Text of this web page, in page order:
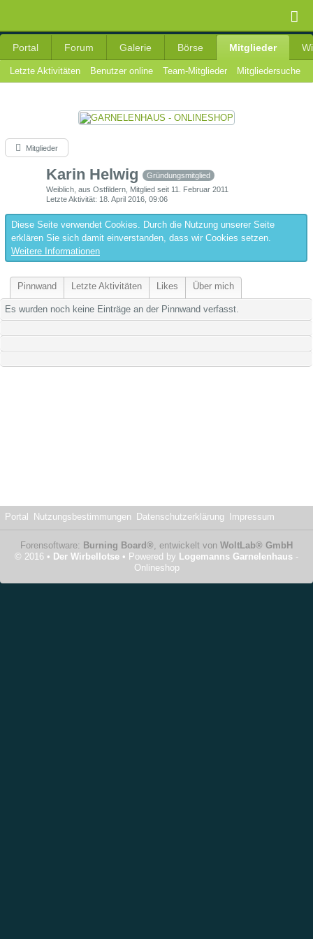
Portal Forum Galerie Börse Mitglieder
Letzte Aktivitäten Benutzer online Team-Mitglieder Mitgliedersuche
Mitglieder
Karin Helwig
Gründungsmitglied
Weiblich aus Ostfildern Mitglied seit 11. Februar 2011
Letzte Aktivität 18. April 2016, 09:06
Diese Seite verwendet Cookies. Durch die Nutzung unserer Seite
erklären Sie sich damit einverstanden, dass wir Cookies setzen.
Weitere Informationen
Pinnwand Letzte Aktivitäten Likes Über mich
Es wurden noch keine Einträge an der Pinnwand verfasst.
Portal Nutzungsbestimmungen Datenschutzerklärung Impressum
Forensoftware: Burning Board®, entwickelt von WoltLab® GmbH
© 2016 • Der Wirbellotse • Powered by Logemanns Garnelenhaus -
Onlineshop